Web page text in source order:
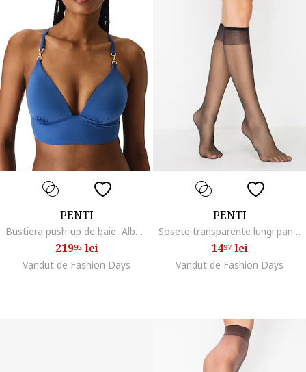
PENTI
Bustiera push-up de baie, Albastru royal
21995lei
Vandut de Fashion Days
PENTI
Sosete transparente lungi pana la genunchi, Negru
1497 lei
Vandut de Fashion Days